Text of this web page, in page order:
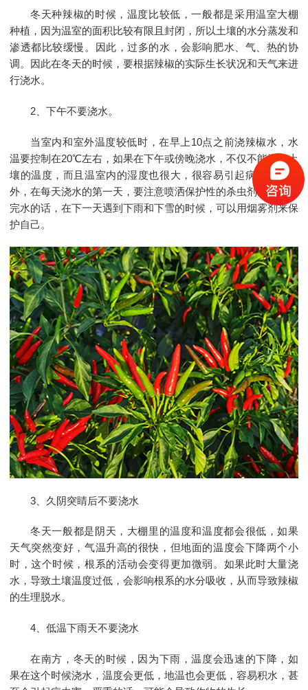
冬天种辣椒的时候，温度比较低，一般都是采用温室大棚
种植，因为温室的面积比较有限且封闭，所以土壤的水分蒸发和
渗透都比较缓慢。因此，过多的水，会影响肥水、气、热的协
调。因此在冬天的时候，要根据辣椒的实际生长状况和天气来进
行浇水。
2、下午不要浇水。
当室内和室外温度较低时，在早上10点之前浇辣椒水，水
温要控制在20℃左右，如果在下午或傍晚浇水，不仅不能增加土
壤的温度，而且温室内的湿度也很大，很容易引起病虫害。另
外，在每天浇水的第一天，要注意喷洒保护性的杀虫剂，如果浇
完水的话，在下一天遇到下雨和下雪的时候，可以用烟雾剂来保
护自己。
3、久阴突睛后不要浇水
冬天一般都是阴天，大棚里的温度和温度都会很低，如果
天气突然变好，气温升高的很快，但地面的温度会下降两个小
时，这个时候，根系的活动会变得更加微弱。如果此时大量浇
水，导致土壤温度过低，会影响根系的水分吸收，从而导致辣椒
的生理脱水。
4、低温下雨天不要浇水
在南方，冬天的时候，因为下雨，温度会迅速的下降，如
果在这个时候浇水，温度会更低，地温也会更低，容易积水，甚